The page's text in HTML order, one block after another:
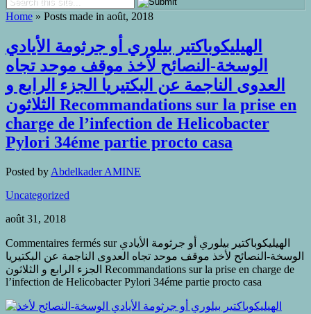
Home » Posts made in août, 2018
الهيليكوباكتير بيلوري أو جرثومة الأيادي
الوسخة-النصائح لأخذ موقف موحد تجاه
العدوى الناجمة عن البكتيريا الجزء الرابع و
الثلاثون Recommandations sur la prise en
charge de l’infection de Helicobacter
Pylori 34éme partie procto casa
Posted by Abdelkader AMINE
Uncategorized
août 31, 2018
Commentaires fermés sur الهيليكوباكتير بيلوري أو جرثومة الأيادي
الوسخة-النصائح لأخذ موقف موحد تجاه العدوى الناجمة عن البكتيريا
الجزء الرابع و الثلاثون Recommandations sur la prise en charge de
l’infection de Helicobacter Pylori 34éme partie procto casa